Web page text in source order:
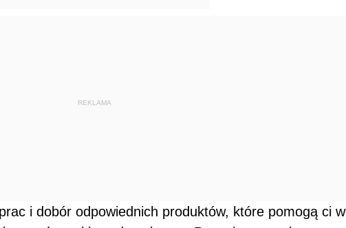
REKLAMA
i dobór odpowiednich produktów, które pomogą ci w